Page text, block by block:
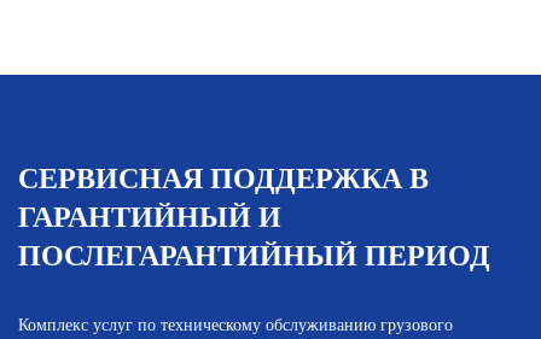
СЕРВИСНАЯ ПОДДЕРЖКА В
ГАРАНТИЙНЫЙ И
ПОСЛЕГАРАНТИЙНЫЙ ПЕРИОД
Комплекс услуг по техническому обслуживанию грузового